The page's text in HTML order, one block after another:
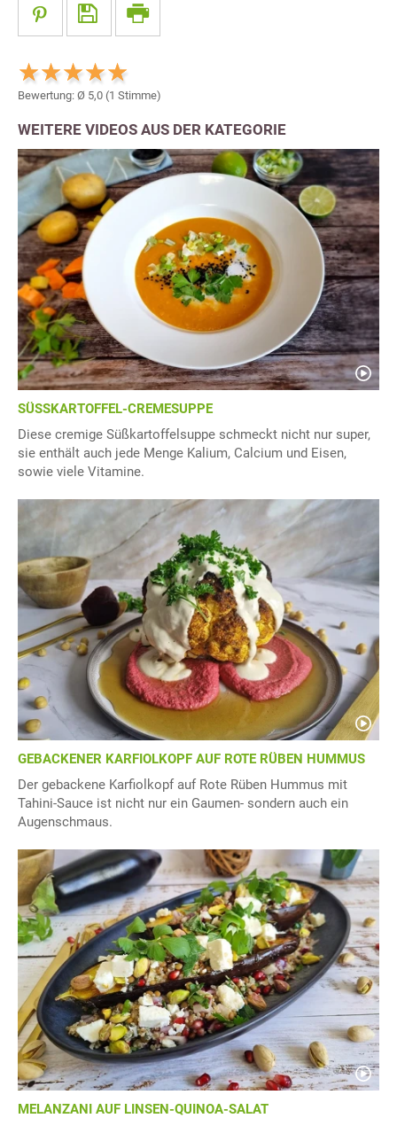
Bewertung: Ø 5,0 (1 Stimme)
WEITERE VIDEOS AUS DER KATEGORIE
SÜSSKARTOFFEL-CREMESUPPE
Diese cremige Süßkartoffelsuppe schmeckt nicht nur super,
sie enthält auch jede Menge Kalium, Calcium und Eisen,
sowie viele Vitamine.
GEBACKENER KARFIOLKOPF AUF ROTE RÜBEN HUMMUS
Der gebackene Karfiolkopf auf Rote Rüben Hummus mit
Tahini-Sauce ist nicht nur ein Gaumen- sondern auch ein
Augenschmaus.
MELANZANI AUF LINSEN-QUINOA-SALAT